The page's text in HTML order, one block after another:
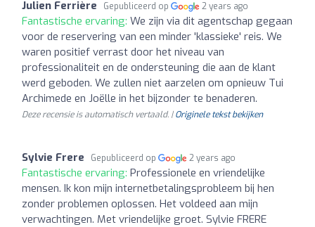
Julien Ferrière Gepubliceerd op 2 years ago
Fantastische ervaring: We zijn via dit agentschap gegaan
voor de reservering van een minder 'klassieke' reis. We
waren positief verrast door het niveau van
professionaliteit en de ondersteuning die aan de klant
werd geboden. We zullen niet aarzelen om opnieuw Tui
Archimede en Joëlle in het bijzonder te benaderen.
Deze recensie is automatisch vertaald. |Originele tekst bekijken
Sylvie Frere Gepubliceerd op 2 years ago
Fantastische ervaring: Professionele en vriendelijke
mensen. Ik kon mijn internetbetalingsprobleem bij hen
zonder problemen oplossen. Het voldeed aan mijn
verwachtingen. Met vriendelijke groet. Sylvie FRERE